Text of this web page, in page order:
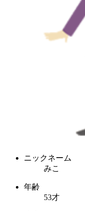
ニックネーム
みこ
年齢
53才